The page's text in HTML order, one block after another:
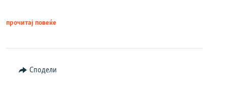
прочитај повеќе
Сподели